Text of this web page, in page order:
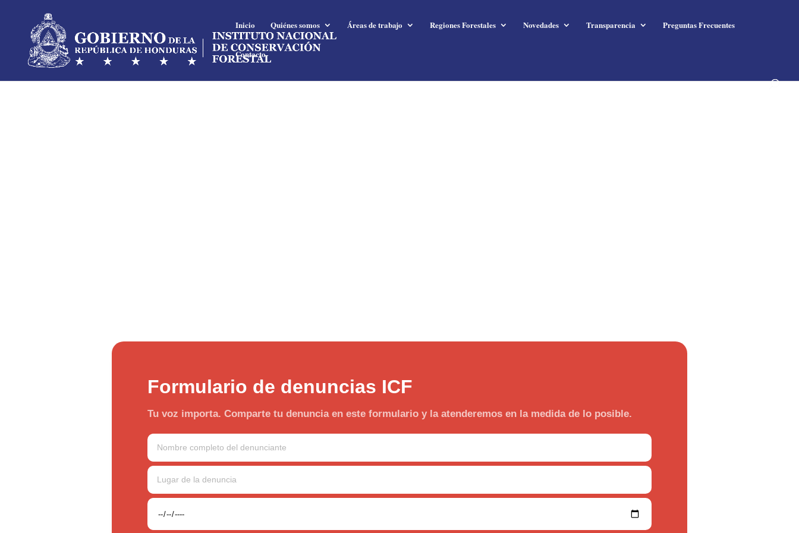
Inicio Quiénes somos Áreas de trabajo Regiones Forestales Novedades Transparencia Preguntas Frecuentes
Contacto
Formulario de denuncias ICF
Tu voz importa. Comparte tu denuncia en este formulario y la atenderemos en la medida de lo posible.